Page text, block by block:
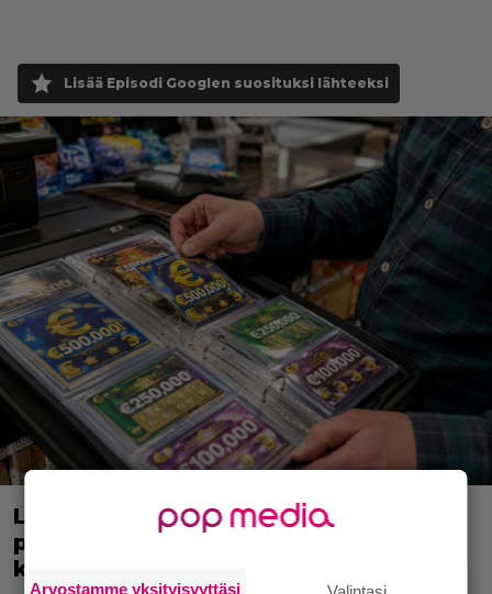
Lisää Episodi Googlen suosituksi lähteeksi
Lapset ostivat isälle lahjaksi arvan –
päävoitto tuli, mutta miten sitten
kävikään
Arvostamme yksityisyyttäsi